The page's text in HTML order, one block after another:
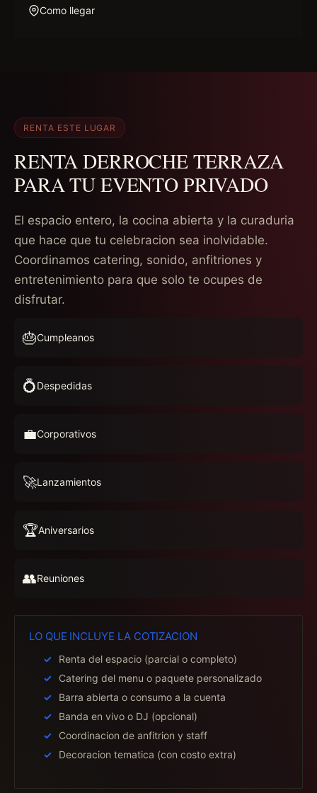
Como llegar
RENTA ESTE LUGAR
RENTA DERROCHE TERRAZA
PARA TU EVENTO PRIVADO
El espacio entero, la cocina abierta y la curaduria
que hace que tu celebracion sea inolvidable.
Coordinamos catering, sonido, anfitriones y
entretenimiento para que solo te ocupes de
disfrutar.
🎂Cumpleanos
💍Despedidas
💼Corporativos
🚀Lanzamientos
🏆Aniversarios
👥Reuniones
LO QUE INCLUYE LA COTIZACION
Renta del espacio (parcial o completo)
Catering del menu o paquete personalizado
Barra abierta o consumo a la cuenta
Banda en vivo o DJ (opcional)
Coordinacion de anfitrion y staff
Decoracion tematica (con costo extra)